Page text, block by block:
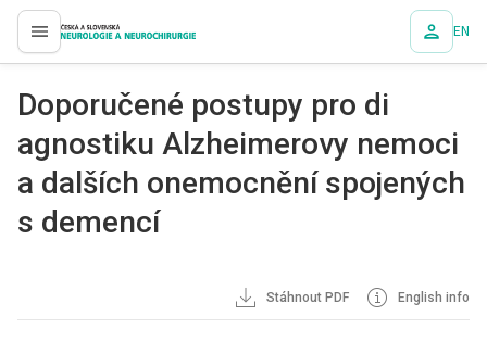
proLékaře.cz EN
Doporučené postupy pro di
agnostiku Alzheimerovy nemoci
a dalších onemocnění spojených
s demencí
Stáhnout PDF English info